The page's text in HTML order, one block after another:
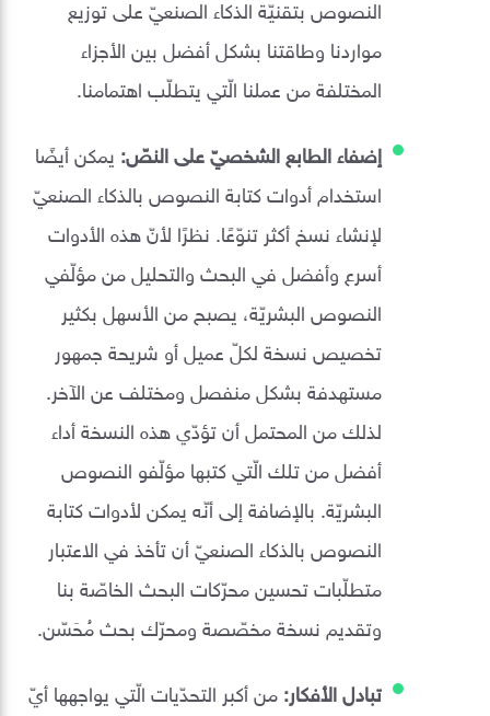
النصوص بتقنيّة الذكاء الصنعيّ على توزيع
مواردنا وطاقتنا بشكل أفضل بين الأجزاء
المختلفة من عملنا الّتي يتطلّب اهتمامنا.
إضفاء الطابع الشخصيّ على النصّ: يمكن أيضًا
استخدام أدوات كتابة النصوص بالذكاء الصنعيّ
لإنشاء نسخ أكثر تنوّعًا. نظرًا لأنّ هذه الأدوات
أسرع وأفضل في البحث والتحليل من مؤلّفي
النصوص البشريّة، يصبح من الأسهل بكثير
تخصيص نسخة لكلّ عميل أو شريحة جمهور
مستهدفة بشكل منفصل ومختلف عن الآخر.
لذلك من المحتمل أن تؤدّي هذه النسخة أداء
أفضل من تلك الّتي كتبها مؤلّفو النصوص
البشريّة. بالإضافة إلى أنّه يمكن لأدوات كتابة
النصوص بالذكاء الصنعيّ أن تأخذ في الاعتبار
متطلّبات تحسين محرّكات البحث الخاصّة بنا
وتقديم نسخة مخصّصة ومحرّك بحث مُحَسّن.
تبادل الأفكار:من أكبر التحدّيات الّتي يواجهها أيّ